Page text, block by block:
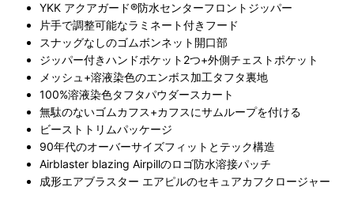
YKK アクアガード®防水センターフロントジッパー
片手で調整可能なラミネート付きフード
スナッグなしのゴムボンネット開口部
ジッパー付きハンドポケット2つ+外側チェストポケット
メッシュ+溶液染色のエンボス加工タフタ裏地
100%溶液染色タフタパウダースカート
無駄のないゴムカフス+カフスにサムループを付ける
ビーストトリムパッケージ
90年代のオーバーサイズフィットとテック構造
Airblaster blazing Airpillのロゴ防水溶接パッチ
成形エアブラスター エアピルのセキュアカフクロージャー